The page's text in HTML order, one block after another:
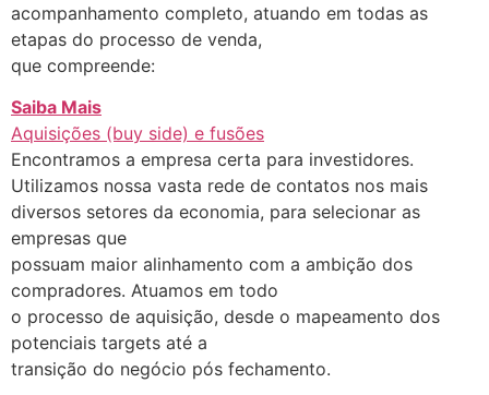
acompanhamento completo, atuando em todas as
etapas do processo de venda,
que compreende:
Saiba Mais
Aquisições (buy side) e fusões
Encontramos a empresa certa para investidores.
Utilizamos nossa vasta rede de contatos nos mais
diversos setores da economia, para selecionar as
empresas que
possuam maior alinhamento com a ambição dos
compradores. Atuamos em todo
o processo de aquisição, desde o mapeamento dos
potenciais targets até a
transição do negócio pós fechamento.